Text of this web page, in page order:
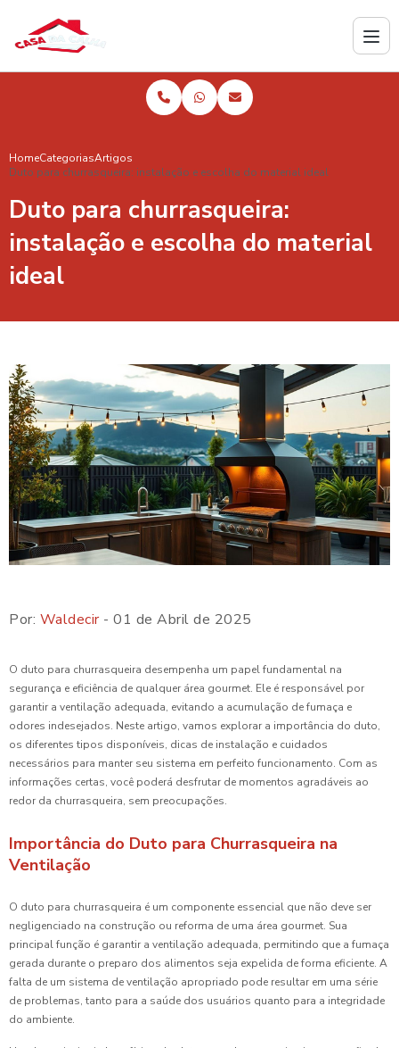
HomeCategoriasArtigos
Duto para churrasqueira: instalação e escolha do material ideal
Duto para churrasqueira:
instalação e escolha do material
ideal
Por: Waldecir- 01 de Abril de 2025
O duto para churrasqueira desempenha um papel fundamental na
segurança e eficiência de qualquer área gourmet. Ele é responsável por
garantir a ventilação adequada, evitando a acumulação de fumaça e
odores indesejados. Neste artigo, vamos explorar a importância do duto,
os diferentes tipos disponíveis, dicas de instalação e cuidados
necessários para manter seu sistema em perfeito funcionamento. Com as
informações certas, você poderá desfrutar de momentos agradáveis ao
redor da churrasqueira, sem preocupações.
Importância do Duto para Churrasqueira na
Ventilação
O duto para churrasqueira é um componente essencial que não deve ser
negligenciado na construção ou reforma de uma área gourmet. Sua
principal função é garantir a ventilação adequada, permitindo que a fumaça
gerada durante o preparo dos alimentos seja expelida de forma eficiente. A
falta de um sistema de ventilação apropriado pode resultar em uma série
de problemas, tanto para a saúde dos usuários quanto para a integridade
do ambiente.